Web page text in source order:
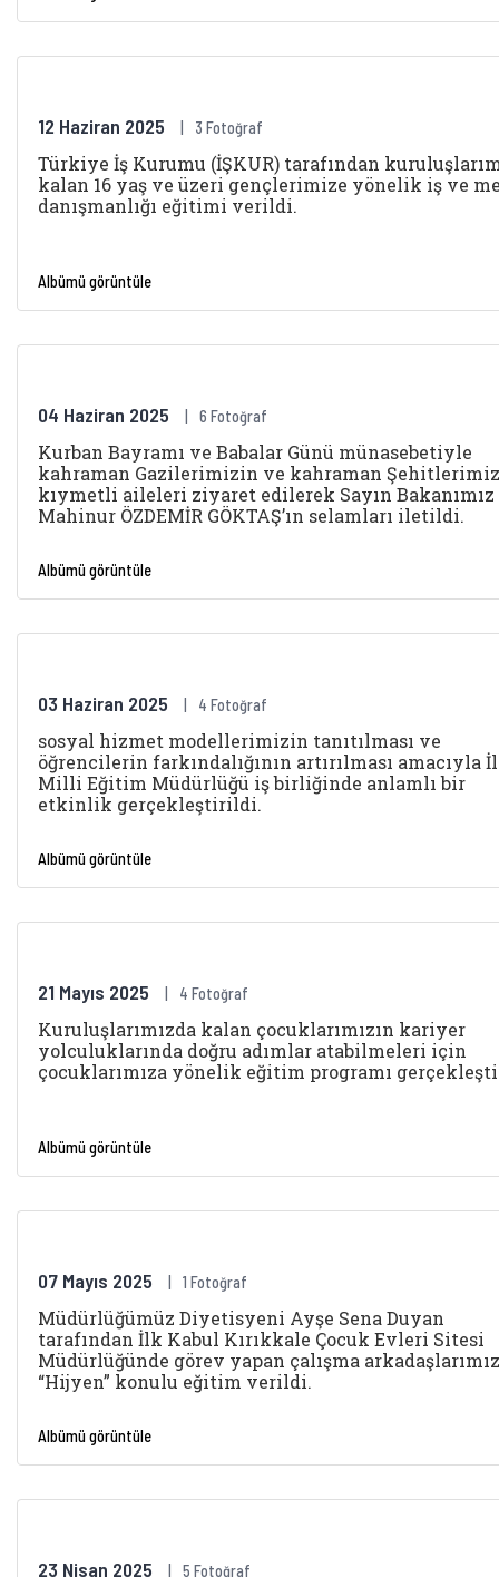
12 Haziran 2025 3 Fotoğraf
Türkiye İş Kurumu (İŞKUR) tarafından
kalan 16 yaş ve üzeri gençlerimize yönelik iş ve
danışmanlığı eğitimi verildi.
Albümü görüntüle
04 Haziran 2025 6 Fotoğraf
Kurban Bayramı ve Babalar Günü münasebetiyle
kahraman Gazilerimizin ve kahraman
kıymetli aileleri ziyaret edilerek Sayın Bakanımız
Mahinur ÖZDEMİR GÖKTAŞ’ın selamları iletildi.
Albümü görüntüle
03 Haziran 2025 4 Fotoğraf
sosyal hizmet modellerimizin tanıtılması ve
öğrencilerin farkındalığının artırılması amacıyla İl
Milli Eğitim Müdürlüğü iş birliğinde anlamlı bir
etkinlik gerçekleştirildi.
Albümü görüntüle
21 Mayıs 2025 4 Fotoğraf
Kuruluşlarımızda kalan çocuklarımızın kariyer
yolculuklarında doğru adımlar atabilmeleri için
çocuklarımıza yönelik eğitim programı
Albümü görüntüle
07 Mayıs 2025 1 Fotoğraf
Müdürlüğümüz Diyetisyeni Ayşe Sena Duyan
tarafından İlk Kabul Kırıkkale Çocuk Evleri Sitesi
Müdürlüğünde görev yapan çalışma
“Hijyen” konulu eğitim verildi.
Albümü görüntüle
23 Nisan 2025 5 Fotoğraf